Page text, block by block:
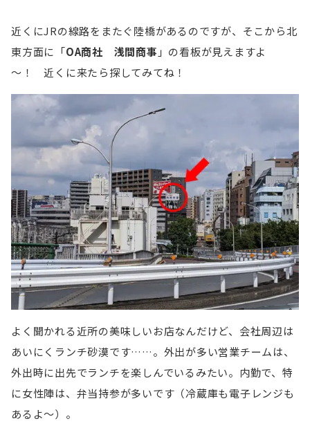
近くにJRの線路をまたぐ陸橋があるのですが、そこから北
東方面に「OA商社 浅間商事 」の看板が見えますよ
～！ 近くに来たら探してみてね！
よく聞かれる近所の美味しいお店なんだけど、会社周辺は
あいにくランチ砂漠です……。外出が多い営業チームは、
外出時に出先でランチを楽しんでいるみたい。内勤で、特
に女性陣は、弁当持参が多いです（冷蔵庫も電子レンジも
あるよ～）。